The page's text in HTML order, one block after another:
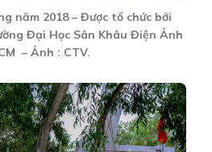
năm 2018 – Được tổ chức bởi
Đại Học Sân Khâu Điện Ảnh
– Ảnh : CTV.